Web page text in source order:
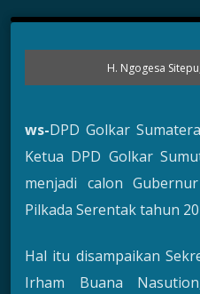
H. Ngogesa
ws-DPD Golkar
Ketua DPD Golkar
menjadi calon
Pilkada Serentak tahun
Hal itu disampaikan
Irham Buana